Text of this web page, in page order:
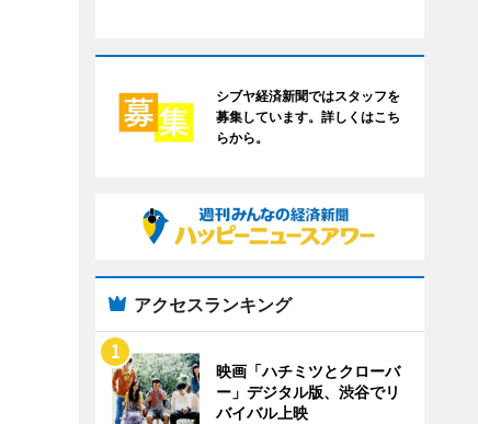
シブヤ経済新聞ではスタッフを
募集しています。詳しくはこち
らから。
アクセスランキング
映画「ハチミツとクローバ
ー」デジタル版、渋谷でリ
バイバル上映